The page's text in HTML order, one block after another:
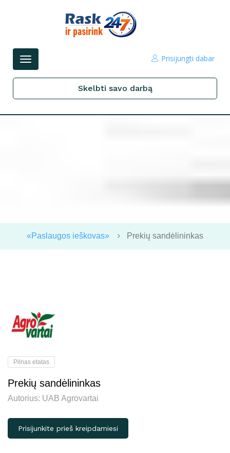
Perjungti
Prisijungti dabar
Skelbti savo darbą
«Paslaugos ieškovas» Prekių sandėlininkas
Pilnas etatas
Prekių sandėlininkas
Autorius: UAB Agrovartai
Prisijunkite prieš kreipdamiesi